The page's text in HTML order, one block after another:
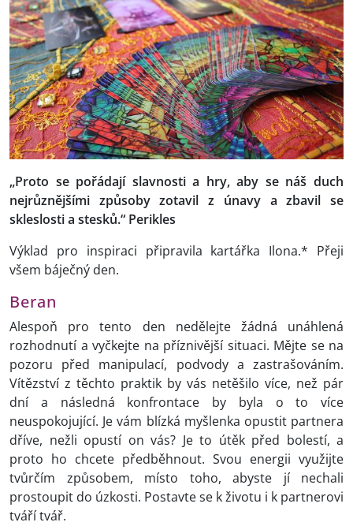
„Proto se pořádají slavnosti a hry, aby se náš duch
nejrůznějšími způsoby zotavil z únavy a zbavil se
skleslosti a stesků.“ Perikles
Výklad pro inspiraci připravila kartářka Ilona.* Přeji
všem báječný den.
Beran
Alespoň pro tento den nedělejte žádná unáhlená
rozhodnutí a vyčkejte na příznivější situaci. Mějte se na
pozoru před manipulací, podvody a zastrašováním.
Vítězství z těchto praktik by vás netěšilo více, než pár
dní a následná konfrontace by byla o to více
neuspokojující. Je vám blízká myšlenka opustit partnera
dříve, nežli opustí on vás? Je to útěk před bolestí, a
proto ho chcete předběhnout. Svou energii využijte
tvůrčím způsobem, místo toho, abyste jí nechali
prostoupit do úzkosti. Postavte se k životu i k partnerovi
tváří tvář.